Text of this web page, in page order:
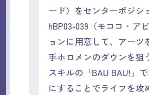
ード〉をセンターポジシ
hBP03-039〈モココ・ア
ョンに用意して、アー
手ホロメンのダウンを狙
スキルの「BAU BAU!」
にすることでライフを攻